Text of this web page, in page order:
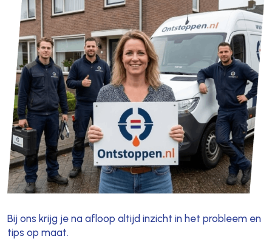
Bij ons krijg je na afloop altijd inzicht in het probleem en
tips op maat.